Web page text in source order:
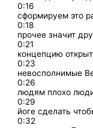
0:16
сформируем это
0:18
прочее значит
0:21
концепцию
0:23
невосполнимые
0:26
людям плохо
0:29
йоге сделать
0:32